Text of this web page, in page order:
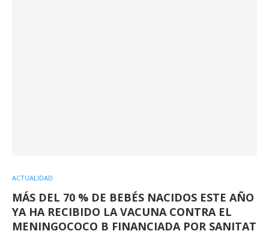
ACTUALIDAD
MÁS DEL 70 % DE BEBÉS NACIDOS ESTE AÑO
YA HA RECIBIDO LA VACUNA CONTRA EL
MENINGOCOCO B FINANCIADA POR SANITAT